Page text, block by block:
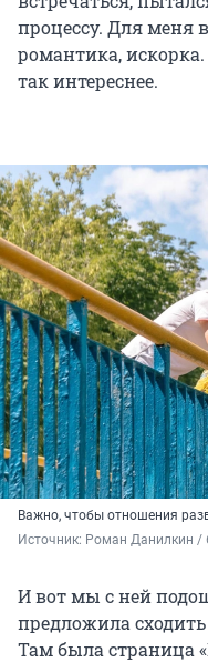
процессу. Для меня
романтика,
так интереснее.
Важно, чтобы отношения
Источник: Роман Данилкин /
И вот мы с ней
предложила сходить
Там была страница